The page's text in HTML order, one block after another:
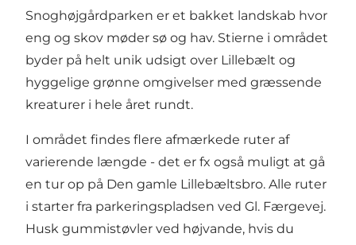
Snoghøjgårdparken er et bakket landskab hvor
eng og skov møder sø og hav. Stierne i området
byder på helt unik udsigt over Lillebælt og
hyggelige grønne omgivelser med græssende
kreaturer i hele året rundt.
I området findes flere afmærkede ruter af
varierende længde - det er fx også muligt at gå
en tur op på Den gamle Lillebæltsbro. Alle ruter
i starter fra parkeringspladsen ved Gl. Færgevej.
Husk gummistøvler ved højvande, hvis du